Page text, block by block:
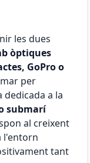
les dues
òptiques
GoPro o
per
a la
submarí
al creixent
l'entorn
tant